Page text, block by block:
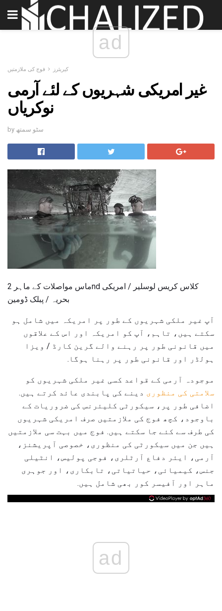
ad
کیریئرز فوج کی ملازمتیں
غیر امریکی شہریوں کے لئے آرمی
نوکریاں
by سٹو سمتھ
ماس مواصلات کے ماہر 2nd کلاس کریس لوسلیر / امریکی
بحریہ / پبلک ڈومین
آپ غیر ملکی شہریوں کے طور پر امریکہ میں شامل ہو
سکتے ہیں، تاہم، آپ کو امریکہ اور اس کے علاقوں
میں قانونی طور پر رہنے والے گرین کارڈ / ویزا
ہولڈر اور قانونی طور پر رہنا ہوگا.
موجودہ آرمی کے قواعد کسی غیر ملکی شہریوں کو
سلامتی کی منظوری دینے کی پابندی عائد کرتے ہیں.
اضافی طور پر، سیکورٹی کلیئرنس کی ضروریات کے
باوجود، کچھ فوج کی ملازمتیں صرف امریکی شہریوں
کی طرف سے کئے جا سکتے ہیں. فوج میں بہت سی ملازمتیں
ہیں جن میں سیکورٹی کی منظوری، خصوصی آپریشنز،
آرمی، ایئر دفاع آرٹلری، فوجی پولیس، انٹیلی
جنس، کیمیائی، حیاتیاتی، تابکاری، اور جوہری
ماہر اور آفیسر کور بھی شامل ہیں.
ad